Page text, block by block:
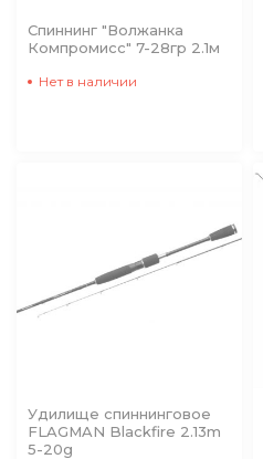
Спиннинг "Волжанка
Компромисс" 7-28гр 2.1м
Нет в наличии
Удилище спиннинговое
FLAGMAN Blackfire 2.13m
5-20g